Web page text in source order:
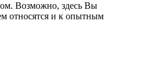
Возможно, здесь Вы
относятся и к опытным